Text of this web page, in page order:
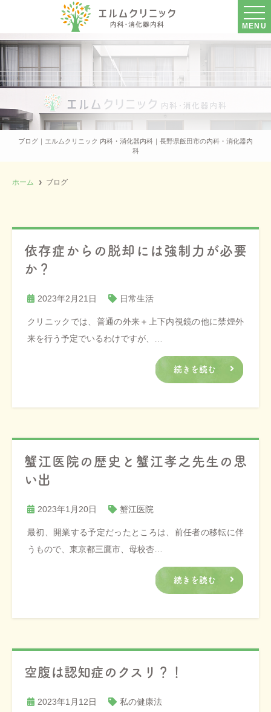
MENU
ブログ｜エルムクリニック 内科・消化器内科｜長野県飯田市の内科・消化器内
科
ホーム ブログ
依存症からの脱却には強制力が必要
か？
2023年2月21日 日常生活
クリニックでは、普通の外来＋上下内視鏡の他に禁煙外
来を行う予定でいるわけですが、…
続きを読む
蟹江医院の歴史と蟹江孝之先生の思
い出
2023年1月20日 蟹江医院
最初、開業する予定だったところは、前任者の移転に伴
うもので、東京都三鷹市、母校杏…
続きを読む
空腹は認知症のクスリ？！
2023年1月12日 私の健康法